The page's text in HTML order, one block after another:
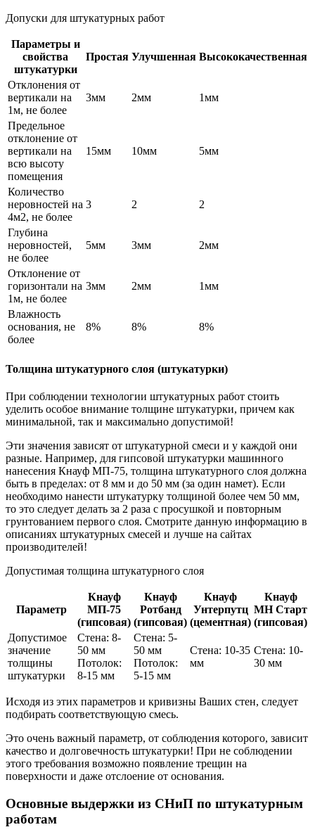
Допуски для штукатурных работ
Параметры и
свойства
штукатурки
Простая Улучшенная Высококачественная
Отклонения от
вертикали на
1м, не более
3мм 2мм 1мм
Предельное
отклонение от
вертикали на
всю высоту
помещения
15мм 10мм 5мм
Количество
неровностей на
4м2, не более
3 2 2
Глубина
неровностей,
не более
5мм 3мм 2мм
Отклонение от
горизонтали на
1м, не более
3мм 2мм 1мм
Влажность
основания, не
более
8% 8% 8%
Толщина штукатурного слоя (штукатурки)
При соблюдении технологии штукатурных работ стоить
уделить особое внимание толщине штукатурки, причем как
минимальной, так и максимально допустимой!
Эти значения зависят от штукатурной смеси и у каждой они
разные. Например, для гипсовой штукатурки машинного
нанесения Кнауф МП-75, толщина штукатурного слоя должна
быть в пределах: от 8 мм и до 50 мм (за один намет). Если
необходимо нанести штукатурку толщиной более чем 50 мм,
то это следует делать за 2 раза с просушкой и повторным
грунтованием первого слоя. Смотрите данную информацию в
описаниях штукатурных смесей и лучше на сайтах
производителей!
Допустимая толщина штукатурного слоя
Параметр
Кнауф
МП-75
(гипсовая)
Кнауф
Ротбанд
(гипсовая)
Кнауф
Унтерпутц
(цементная)
Кнауф
МН Старт
(гипсовая)
Допустимое
значение
толщины
штукатурки
Стена: 8-
50 мм
Потолок:
8-15 мм
Стена: 5-
50 мм
Потолок:
5-15 мм
Стена: 10-35
мм
Стена: 10-
30 мм
Исходя из этих параметров и кривизны Ваших стен, следует
подбирать соответствующую смесь.
Это очень важный параметр, от соблюдения которого, зависит
качество и долговечность штукатурки! При не соблюдении
этого требования возможно появление трещин на
поверхности и даже отслоение от основания.
Основные выдержки из СНиП по штукатурным
работам